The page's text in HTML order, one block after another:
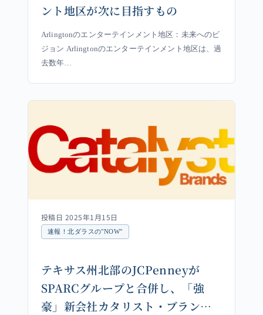
ント地区が次に目指すもの
Arlingtonのエンターテインメント地区：未来へのビ
ジョン Arlingtonのエンターテインメント地区は、過
去数年…
投稿日 2025年1月15日
速報！北ダラスの"NOW"
テキサス州北部のJCPenneyが
SPARCグループと合併し、「強
豪」新会社カタリスト・ブランズ